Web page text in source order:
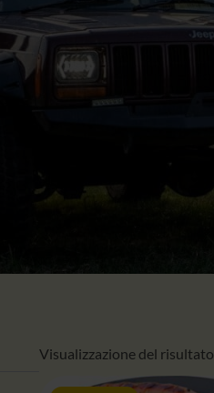
Visualizzazione del risultato